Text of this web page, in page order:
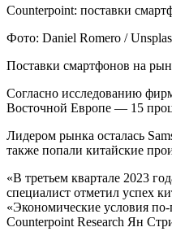
Counterpoint: поставки
Фото: Daniel Romero /
Поставки смартфонов на
Согласно исследованию
Восточной Европе — 15
Лидером рынка осталась
также попали китайские
«В третьем квартале 2023
специалист отметил успех
«Экономические условия
Counterpoint Research Ян